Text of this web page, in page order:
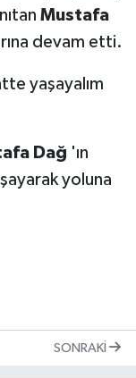
Mustafa
devam etti.
yaşayalım
Dağ 'ın
yoluna
SONRAKI